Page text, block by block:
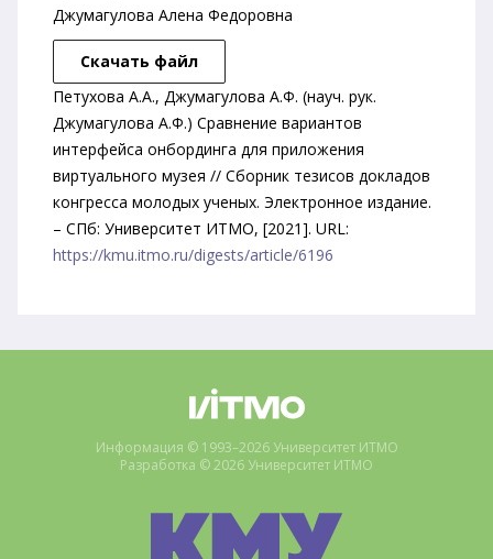
Джумагулова Алена Федоровна
Скачать файл
Петухова А.А., Джумагулова А.Ф. (науч. рук.
Джумагулова А.Ф.) Сравнение вариантов
интерфейса онбординга для приложения
виртуального музея // Сборник тезисов докладов
конгресса молодых ученых. Электронное издание.
– СПб: Университет ИТМО, [2021]. URL:
https://kmu.itmo.ru/digests/article/6196
Информация © 1993–2026 Университет ИТМО
Разработка © 2026 Университет ИТМО